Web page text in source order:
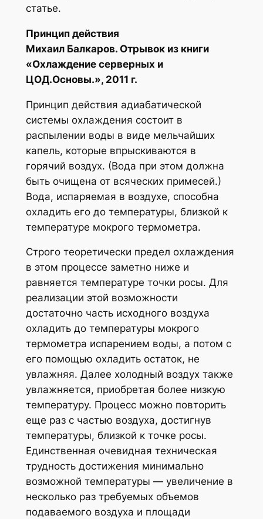
статье.
Принцип действия
Михаил Балкаров. Отрывок из книги
«Охлаждение серверных и
ЦОД.Основы.», 2011 г.
Принцип действия адиабатической
системы охлаждения состоит в
распылении воды в виде мельчайших
капель, которые впрыскиваются в
горячий воздух. (Вода при этом должна
быть очищена от всяческих примесей.)
Вода, испаряемая в воздухе, способна
охладить его до температуры, близкой к
температуре мокрого термометра.
Строго теоретически предел охлаждения
в этом процессе заметно ниже и
равняется температуре точки росы. Для
реализации этой возможности
достаточно часть исходного воздуха
охладить до температуры мокрого
термометра испарением воды, а потом с
его помощью охладить остаток, не
увлажняя. Далее холодный воздух также
увлажняется, приобретая более низкую
температуру. Процесс можно повторить
еще раз с частью воздуха, достигнув
температуры, близкой к точке росы.
Единственная очевидная техническая
трудность достижения минимально
возможной температуры — увеличение в
несколько раз требуемых объемов
подаваемого воздуха и площади